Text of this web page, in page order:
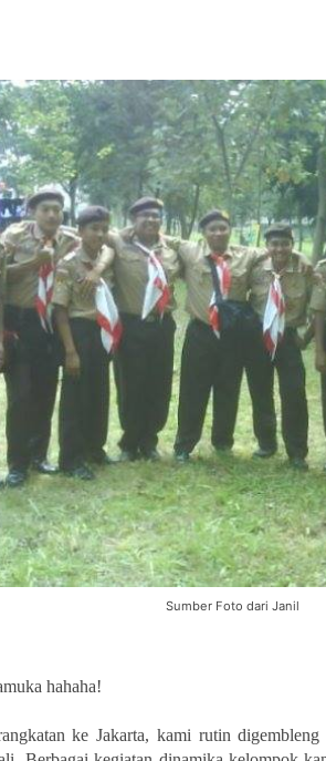
Sumber Foto dari Janil
hahaha!
ke Jakarta, kami rutin